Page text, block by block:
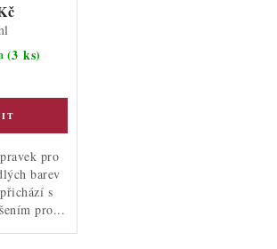
(3 ks)
pro
barev
s
pro...